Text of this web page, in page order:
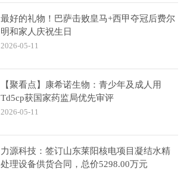
最好的礼物！巴萨击败皇马+西甲夺冠后费尔
明和家人庆祝生日
2026-05-11
【聚看点】康希诺生物：青少年及成人用
Td5cp获国家药监局优先审评
2026-05-11
力源科技：签订山东莱阳核电项目凝结水精
处理设备供货合同，总价5298.00万元